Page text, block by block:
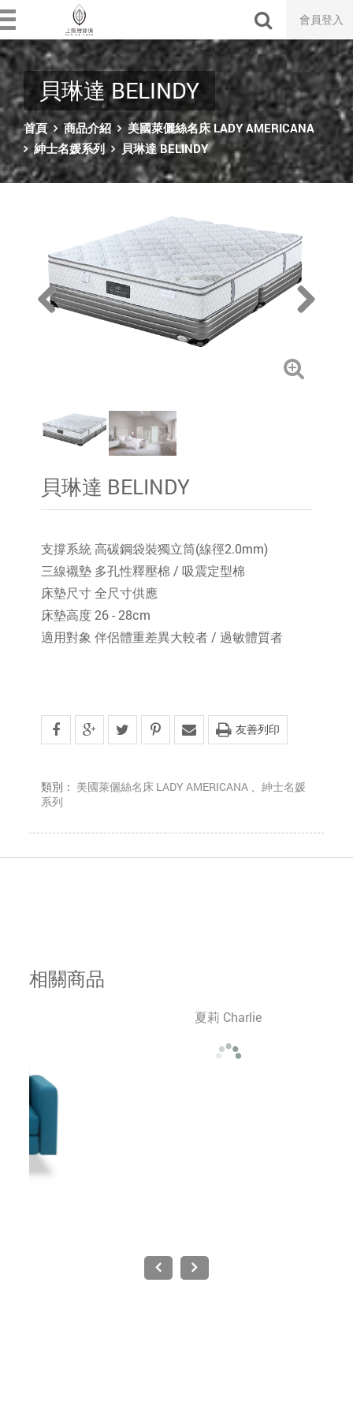
會員登入
貝琳達 BELINDY
首頁 商品介紹
美國萊儷絲名床 LADY AMERICANA
紳士名媛系列
貝琳達 BELINDY
貝琳達 BELINDY
支撐系統 高碳鋼袋裝獨立筒(線徑2.0mm)
三線襯墊 多孔性釋壓棉 / 吸震定型棉
床墊尺寸 全尺寸供應
床墊高度 26 - 28cm
適用對象 伴侶體重差異大較者 / 過敏體質者
友善列印
類別： 美國萊儷絲名床 LADY AMERICANA 、紳士名媛
系列
相關商品
夏莉 Charlie